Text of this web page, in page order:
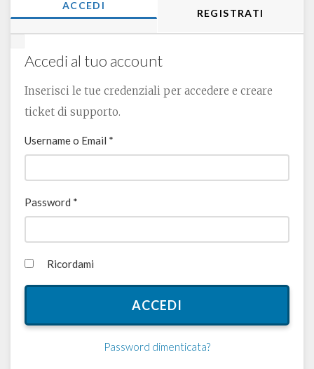
ACCEDI
REGISTRATI
Accedi al tuo account
Inserisci le tue credenziali per accedere e creare
ticket di supporto.
Username o Email *
Password *
Ricordami
ACCEDI
Password dimenticata?